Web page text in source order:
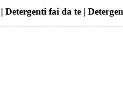
fai da te |